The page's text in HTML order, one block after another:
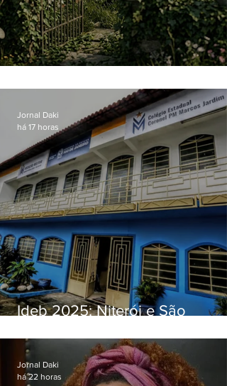
Ideb 2025: Niterói e São
distintos no ensino médio; veja
Jornal Daki
há 17 horas
Jornal Daki
há 22 horas